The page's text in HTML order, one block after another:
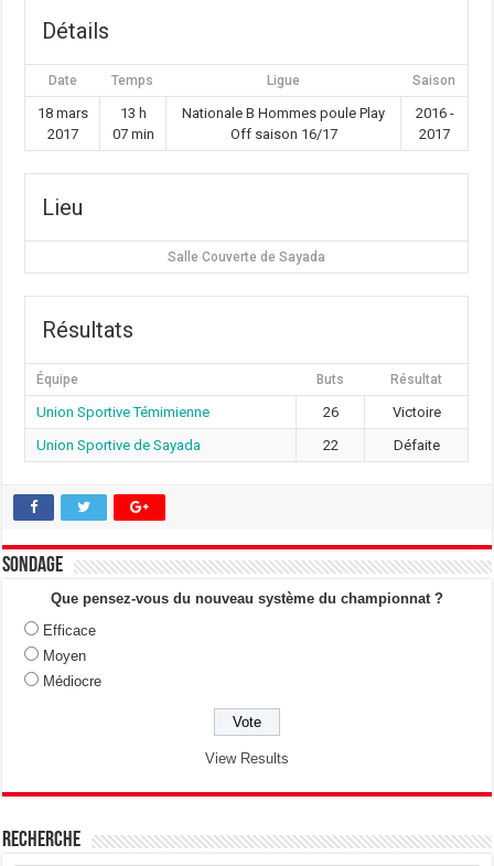
Détails
Date Temps Ligue Saison
18 mars
2017
13 h
07 min
Nationale B Hommes poule Play
Off saison 16/17
2016 -
2017
Lieu
Salle Couverte de Sayada
Résultats
Équipe Buts Résultat
Union Sportive Témimienne 26
Victoire
Union Sportive de Sayada
22 Défaite
Sondage
Que pensez-vous du nouveau système du championnat ?
Efficace
Moyen
Médiocre
View Results
Recherche